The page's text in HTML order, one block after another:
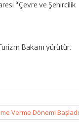
“Çevre ve Şehircilik
Bakanı yürütür.
Verme Dönemi Başladı